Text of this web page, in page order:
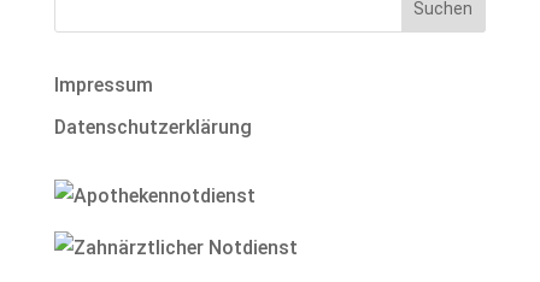
Impressum
Datenschutzerklärung